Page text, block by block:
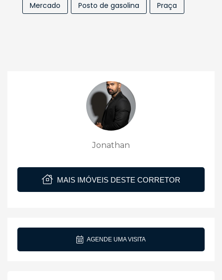
Mercado
Posto de gasolina Praça
Jonathan
MAIS IMÓVEIS DESTE CORRETOR
AGENDE UMA VISITA